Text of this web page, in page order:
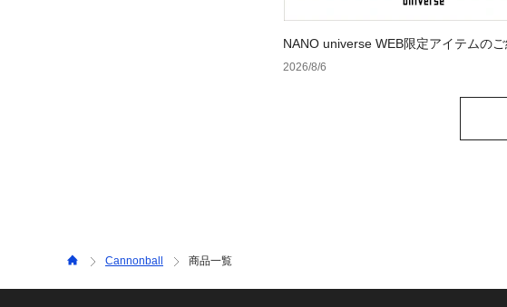
NANO universe WEB限定アイテムの
2026/8/6
Cannonball 商品一覧